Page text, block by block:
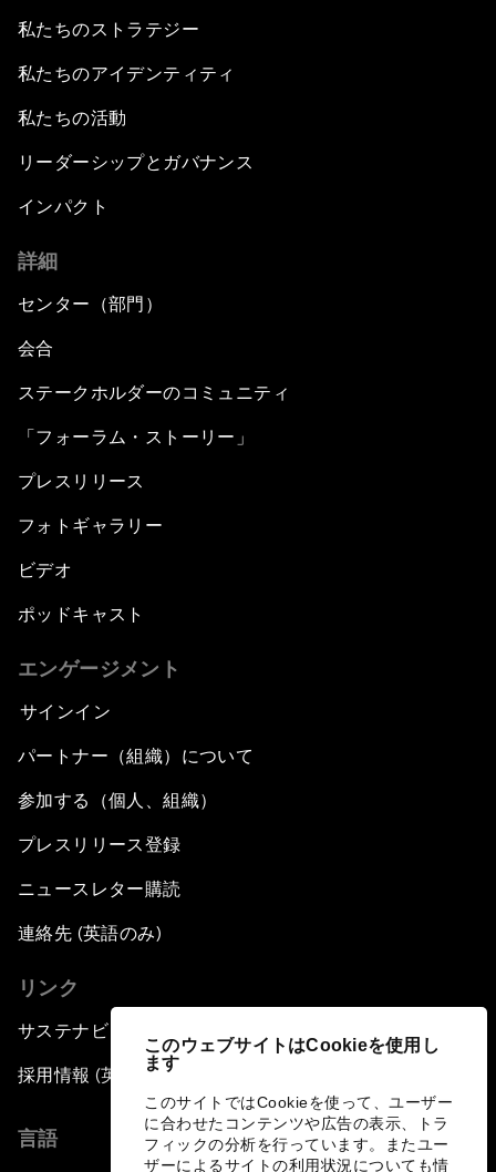
このウェブサイトはCookieを使用し
ます
このサイトではCookieを使って、ユーザー
に合わせたコンテンツや広告の表示、トラ
フィックの分析を行っています。またユー
ザーによるサイトの利用状況についても情
私たちのストラテジー
私たちのアイデンティティ
私たちの活動
リーダーシップとガバナンス
インパクト
詳細
センター（部門）
会合
ステークホルダーのコミュニティ
「フォーラム・ストーリー」
プレスリリース
フォトギャラリー
ビデオ
ポッドキャスト
エンゲージメント
サインイン
パートナー（組織）について
参加する（個人、組織）
プレスリリース登録
ニュースレター購読
連絡先 (英語のみ)
リンク
サステナビリティへの取り組み
採用情報 (英語のみ)
言語